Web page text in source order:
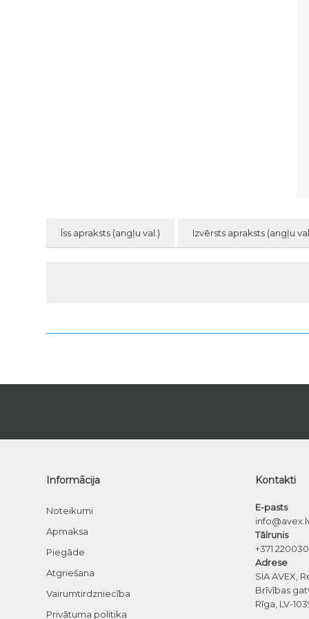
Īss apraksts (angļu val.) Izvērsts apraksts (angļu
Informācija
Noteikumi
Apmaksa
Piegāde
Atgriešana
Vairumtirdzniecība
Privātuma politika
Kontakti
E-pasts
Tālrunis
+371
Adrese
SIA AVEX,
Brīvības
Rīga, LV-